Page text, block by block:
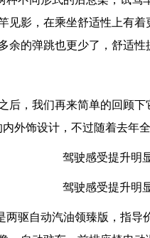
见影，在乘坐舒适性上有
余的弹跳也更少了，舒适性
，我们再来简单的回顾下
外饰设计，不过随着去年
驱自动汽油领臻版，指导